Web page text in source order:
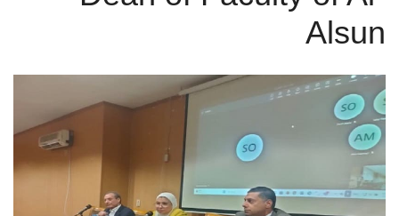
تواصل معنا
Alsun